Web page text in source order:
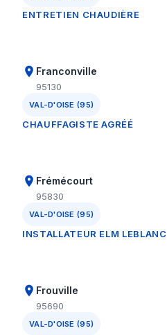
ENTRETIEN CHAUDIÈRE
Franconville
95130
VAL-D'OISE (95)
CHAUFFAGISTE AGRÉÉ
Frémécourt
95830
VAL-D'OISE (95)
INSTALLATEUR ELM LEBLANC
Frouville
95690
VAL-D'OISE (95)